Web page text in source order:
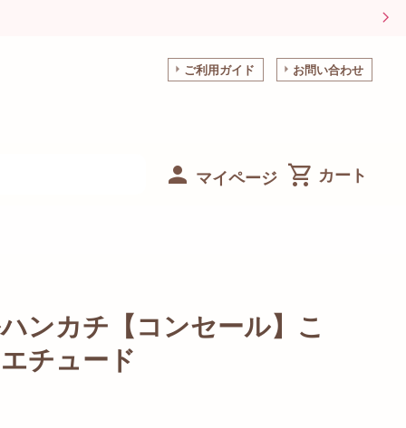
ご利用ガイド お問い合わせ
マイページ
ンカチ【コンセール】こ
チュード